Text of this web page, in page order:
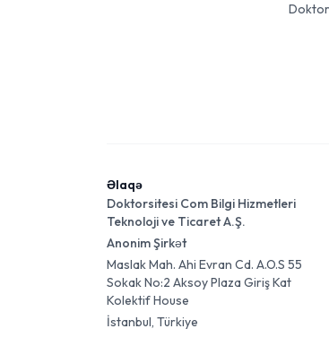
Əlaqə
Doktorsitesi Com Bilgi Hizmetleri
Teknoloji ve Ticaret A.Ş.
Anonim Şirkət
Maslak Mah. Ahi Evran Cd. A.O.S 55
Sokak No:2 Aksoy Plaza Giriş Kat
Kolektif House
İstanbul, Türkiye